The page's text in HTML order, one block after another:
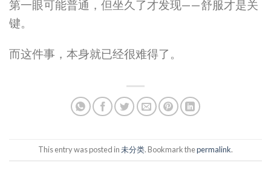
第一眼可能普通，但坐久了才发现——舒服才是关
键。
而这件事，本身就已经很难得了。
This entry was posted in未分类. Bookmark thepermalink.